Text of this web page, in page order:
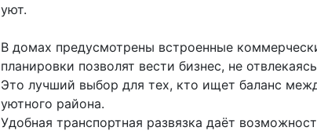
уют.
В домах предусмотрены встроенные
планировки позволят вести бизнес, не
Это лучший выбор для тех, кто ищет баланс
уютного района.
Удобная транспортная развязка даёт